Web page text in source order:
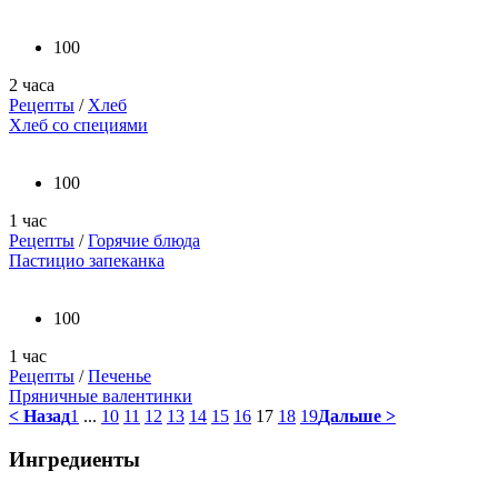
100
2 часа
Рецепты / Хлеб
Хлеб со специями
100
1 час
Рецепты /Горячие блюда
Пастицио запеканка
100
1 час
Рецепты /Печенье
Пряничные валентинки
< Назад1 ... 10 11 12 13 14 15 16 17 18 19Дальше >
Ингредиенты